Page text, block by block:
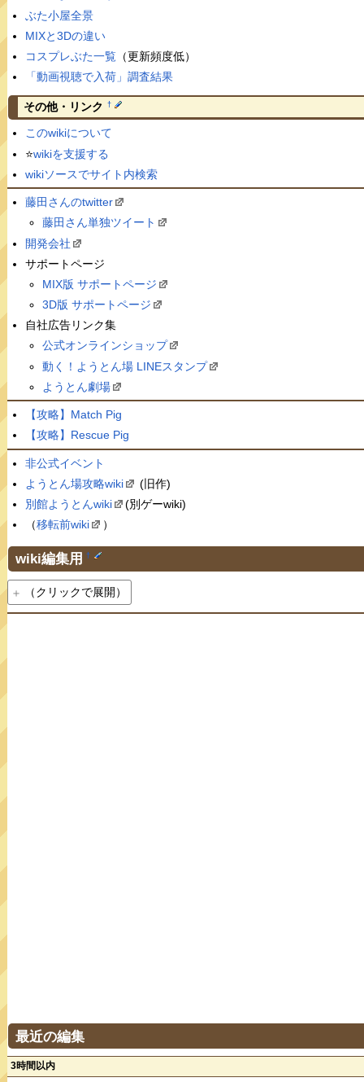
ぶた小屋全景
MIXと3Dの違い
コスプレぶた一覧（更新頻度低）
「動画視聴で入荷」調査結果
その他・リンク †
このwikiについて
⭐️wikiを支援する
wikiソースでサイト内検索
藤田さんのtwitter
藤田さん単独ツイート
開発会社
サポートページ
MIX版 サポートページ
3D版 サポートページ
自社広告リンク集
公式オンラインショップ
動く！ようとん場 LINEスタンプ
ようとん劇場
【攻略】Match Pig
【攻略】Rescue Pig
非公式イベント
ようとん場攻略wiki
(旧作)
別館ようとんwiki
(別ゲーwiki)
（移転前wiki ）
wiki編集用 †
（クリックで展開）
最近の編集
3時間以内